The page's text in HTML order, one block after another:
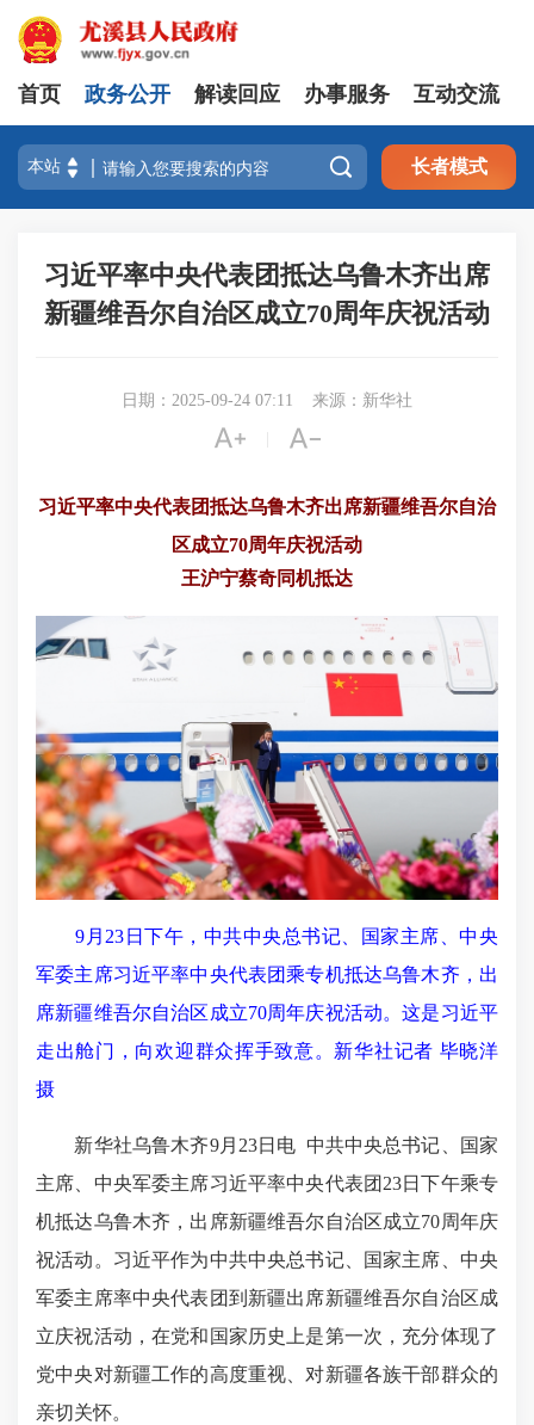
首页 政务公开 解读回应 办事服务 互动交流
 长者模式
习近平率中央代表团抵达乌鲁木齐出席
新疆维吾尔自治区成立70周年庆祝活动
日期：2025-09-24 07:11 来源：新华社
 
习近平率中央代表团抵达乌鲁木齐出席新疆维吾尔自治
区成立70周年庆祝活动
王沪宁蔡奇同机抵达
9月23日下午，中共中央总书记、国家主席、中央
军委主席习近平率中央代表团乘专机抵达乌鲁木齐，出
席新疆维吾尔自治区成立70周年庆祝活动。这是习近平
走出舱门，向欢迎群众挥手致意。新华社记者 毕晓洋
摄
新华社乌鲁木齐9月23日电 中共中央总书记、国家
主席、中央军委主席习近平率中央代表团23日下午乘专
机抵达乌鲁木齐，出席新疆维吾尔自治区成立70周年庆
祝活动。习近平作为中共中央总书记、国家主席、中央
军委主席率中央代表团到新疆出席新疆维吾尔自治区成
立庆祝活动，在党和国家历史上是第一次，充分体现了
党中央对新疆工作的高度重视、对新疆各族干部群众的
亲切关怀。